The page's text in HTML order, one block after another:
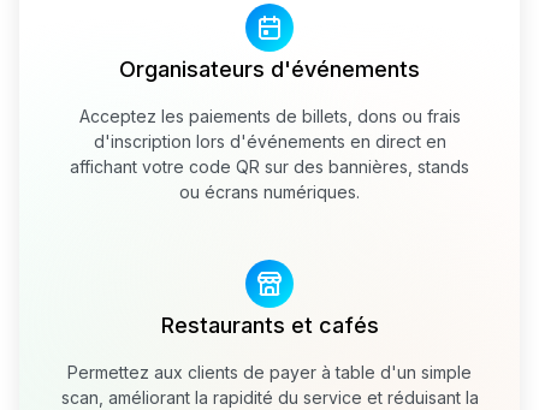
Organisateurs d'événements
Acceptez les paiements de billets, dons ou frais
d'inscription lors d'événements en direct en
affichant votre code QR sur des bannières, stands
ou écrans numériques.
Restaurants et cafés
Permettez aux clients de payer à table d'un simple
scan, améliorant la rapidité du service et réduisant la